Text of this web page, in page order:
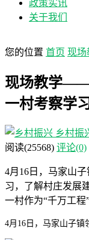
政策实讯
关于我们
您的位置 首页 现场
现场教学——
一村考察学
乡村振
阅读(25568) 评论(0)
4月16日，马家山
习，了解村庄发展
一村作为“千万工
4月16日，马家山子镇